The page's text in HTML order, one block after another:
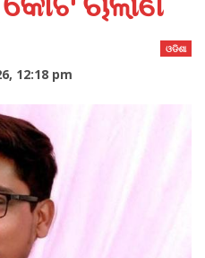
ଓଡିଶା
12:18 pm